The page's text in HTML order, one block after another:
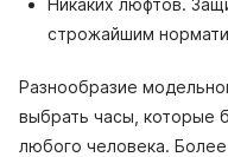
Никаких люфтов.
строжайшим
Разнообразие
выбрать часы, которые
любого человека.